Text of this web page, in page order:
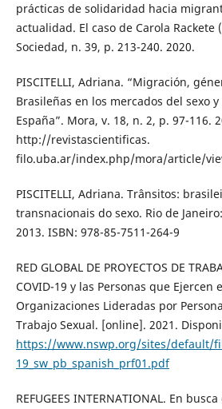
prácticas de solidaridad hacia
actualidad. El caso de Carola Rackete
Sociedad, n. 39, p. 213-240. 2020.
PISCITELLI, Adriana. “Migración,
Brasileñas en los mercados del sexo
España”. Mora, v. 18, n. 2, p. 97-116.
http://revistascientificas.
filo.uba.ar/index.php/mora/article/
PISCITELLI, Adriana. Trânsitos:
transnacionais do sexo. Rio de
2013. ISBN: 978-85-7511-264-9
RED GLOBAL DE PROYECTOS DE
COVID-19 y las Personas que Ejercen
Organizaciones Lideradas por
Trabajo Sexual. [online]. 2021.
https://www.nswp.org/sites/default/
19_sw_pb_spanish_prf01.pdf
REFUGEES INTERNATIONAL. En